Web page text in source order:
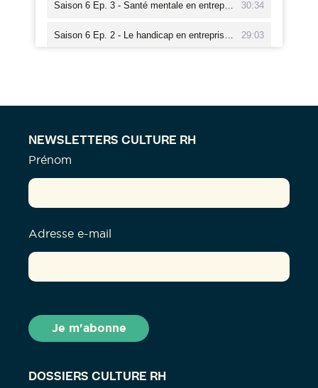
DOSSIERS CULTURE RH
NEWSLETTERS CULTURE RH
Prénom
Adresse e-mail